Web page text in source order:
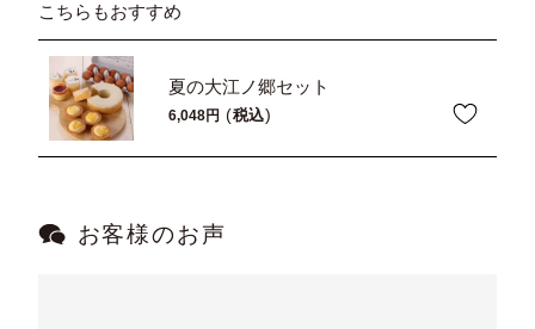
こちらもおすすめ
夏の大江ノ郷セット
6,048 税込
お客様のお声